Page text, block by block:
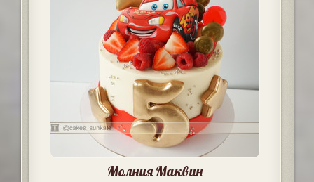
Молния Маквин